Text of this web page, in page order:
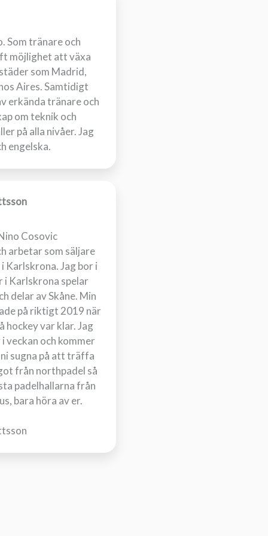
Som tränare och
möjlighet att växa
som Madrid,
Aires. Samtidigt
erkända tränare och
om teknik och
på alla nivåer. Jag
engelska.
Cosovic
arbetar som säljare
Karlskrona. Jag bor i
Karlskrona spelar
delar av Skåne. Min
på riktigt 2019 när
hockey var klar. Jag
veckan och kommer
sugna på att träffa
från northpadel så
padelhallarna från
bara höra av er.